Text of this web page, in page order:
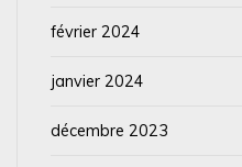
février 2024
janvier 2024
décembre 2023